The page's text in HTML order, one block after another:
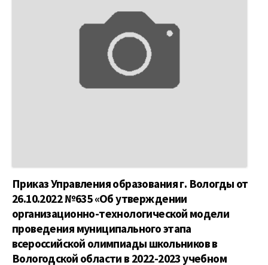
Приказ Управления образования г. Вологды от
26.10.2022 №635 «Об утверждении
организационно-технологической модели
проведения муниципального этапа
всероссийской олимпиады школьников в
Вологодской области в 2022-2023 учебном